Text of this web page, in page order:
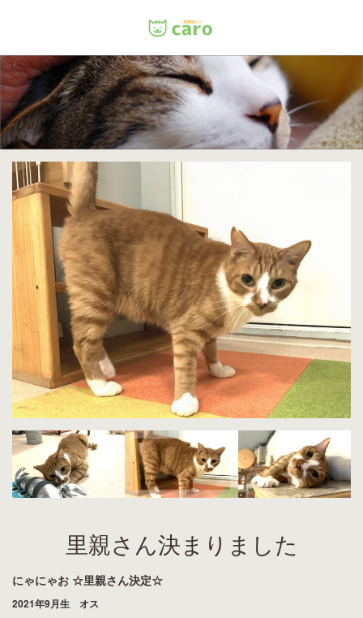
里親さん決まりました
にゃにゃお ☆里親さん決定☆
2021年9月生 オス
Menu
ホーム
料金
里親について
店舗情報
お問い合わせ